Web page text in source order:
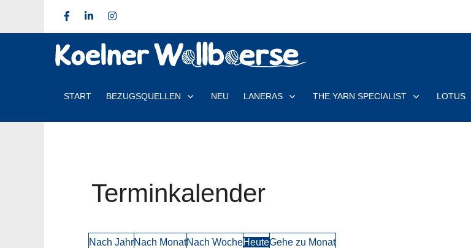
START BEZUGSQUELLEN NEU LANERAS THE YARN SPECIALIST LOTUS
Terminkalender
Nach JahrNach MonatNach WocheHeuteGehe zu Monat